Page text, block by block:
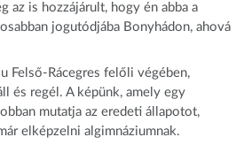
az is hozzájárult, hogy én abba a
jogutódjába Bonyhádon, ahová
Felső-Rácegres felőli végében,
és regél. A képünk, amely egy
mutatja az eredeti állapotot,
elképzelni algimnáziumnak.